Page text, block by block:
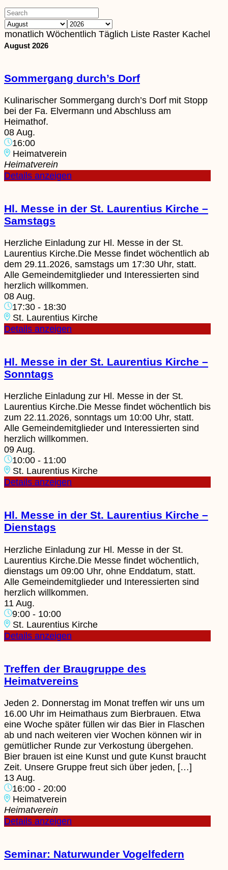
monatlich Wöchentlich Täglich Liste Raster Kachel
August 2026
Sommergang durch’s Dorf
Kulinarischer Sommergang durch’s Dorf mit Stopp
bei der Fa. Elvermann und Abschluss am
Heimathof.
08 Aug.
16:00
Heimatverein
Heimatverein
Details anzeigen
Hl. Messe in der St. Laurentius Kirche –
Samstags
Herzliche Einladung zur Hl. Messe in der St.
Laurentius Kirche.Die Messe findet wöchentlich ab
dem 29.11.2026, samstags um 17:30 Uhr, statt.
Alle Gemeindemitglieder und Interessierten sind
herzlich willkommen.
08 Aug.
17:30 - 18:30
St. Laurentius Kirche
Details anzeigen
Hl. Messe in der St. Laurentius Kirche –
Sonntags
Herzliche Einladung zur Hl. Messe in der St.
Laurentius Kirche.Die Messe findet wöchentlich bis
zum 22.11.2026, sonntags um 10:00 Uhr, statt.
Alle Gemeindemitglieder und Interessierten sind
herzlich willkommen.
09 Aug.
10:00 - 11:00
St. Laurentius Kirche
Details anzeigen
Hl. Messe in der St. Laurentius Kirche –
Dienstags
Herzliche Einladung zur Hl. Messe in der St.
Laurentius Kirche.Die Messe findet wöchentlich,
dienstags um 09:00 Uhr, ohne Enddatum, statt.
Alle Gemeindemitglieder und Interessierten sind
herzlich willkommen.
11 Aug.
9:00 - 10:00
St. Laurentius Kirche
Details anzeigen
Treffen der Braugruppe des
Heimatvereins
Jeden 2. Donnerstag im Monat treffen wir uns um
16.00 Uhr im Heimathaus zum Bierbrauen. Etwa
eine Woche später füllen wir das Bier in Flaschen
ab und nach weiteren vier Wochen können wir in
gemütlicher Runde zur Verkostung übergehen.
Bier brauen ist eine Kunst und gute Kunst braucht
Zeit.​ Unsere Gruppe freut sich über jeden, […]
13 Aug.
16:00 - 20:00
Heimatverein
Heimatverein
Details anzeigen
Seminar: Naturwunder Vogelfedern